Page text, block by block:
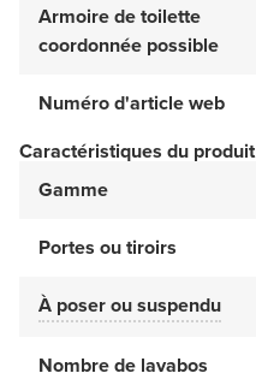
Armoire de toilette
coordonnée possible
Numéro d'article web
Caractéristiques du produit
Gamme
Portes ou tiroirs
À poser ou suspendu
Nombre de lavabos